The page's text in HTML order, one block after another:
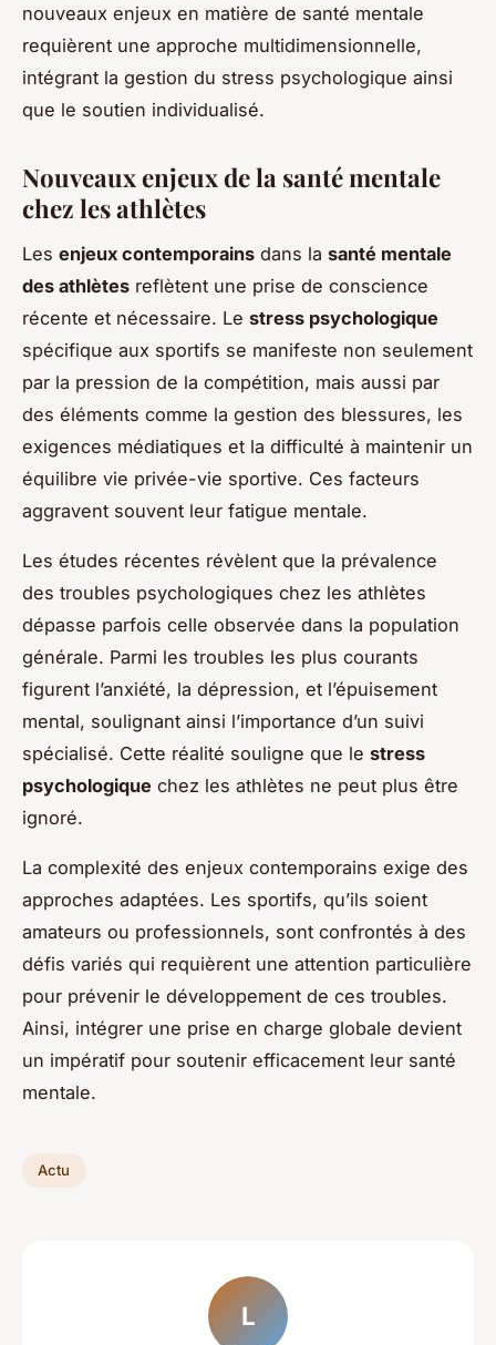
nouveaux enjeux en matière de santé mentale
requièrent une approche multidimensionnelle,
intégrant la gestion du stress psychologique ainsi
que le soutien individualisé.
Nouveaux enjeux de la santé mentale
chez les athlètes
Les enjeux contemporains dans la santé mentale
des athlètes reflètent une prise de conscience
récente et nécessaire. Le stress psychologique
spécifique aux sportifs se manifeste non seulement
par la pression de la compétition, mais aussi par
des éléments comme la gestion des blessures, les
exigences médiatiques et la difficulté à maintenir un
équilibre vie privée-vie sportive. Ces facteurs
aggravent souvent leur fatigue mentale.
Les études récentes révèlent que la prévalence
des troubles psychologiques chez les athlètes
dépasse parfois celle observée dans la population
générale. Parmi les troubles les plus courants
figurent l’anxiété, la dépression, et l’épuisement
mental, soulignant ainsi l’importance d’un suivi
spécialisé. Cette réalité souligne que le stress
psychologique chez les athlètes ne peut plus être
ignoré.
La complexité des enjeux contemporains exige des
approches adaptées. Les sportifs, qu’ils soient
amateurs ou professionnels, sont confrontés à des
défis variés qui requièrent une attention particulière
pour prévenir le développement de ces troubles.
Ainsi, intégrer une prise en charge globale devient
un impératif pour soutenir efficacement leur santé
mentale.
Actu
L